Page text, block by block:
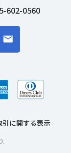
602-0560
引に関する表示